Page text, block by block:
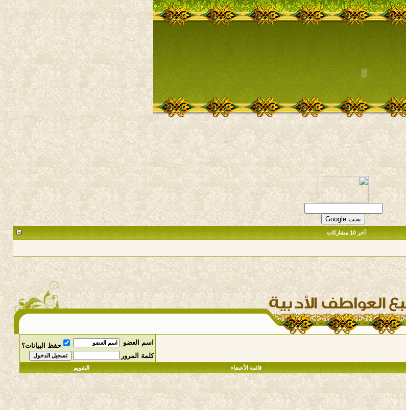
آخر 10 مشاركات
اسم العضو
حفظ البيانات؟
كلمة المرور
قائمة الأعضاء التقويم